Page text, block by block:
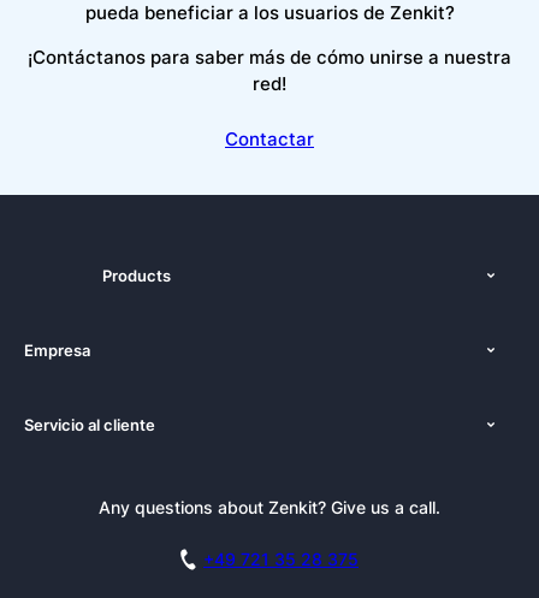
pueda beneficiar a los usuarios de Zenkit?
¡Contáctanos para saber más de cómo unirse a nuestra
red!
Contactar
Products
Alternativas
Reserva una demo
Empresa
Prensa
Academia
Servicio al cliente
Boletín informativo
Any questions about Zenkit? Give us a call.
+49 721 35 28 375